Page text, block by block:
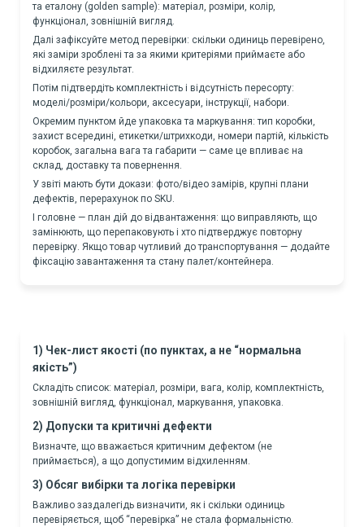
та еталону (golden sample): матеріал, розміри, колір,
функціонал, зовнішній вигляд.
Далі зафіксуйте метод перевірки: скільки одиниць перевірено,
які заміри зроблені та за якими критеріями приймаєте або
відхиляєте результат.
Потім підтвердіть комплектність і відсутність пересорту:
моделі/розміри/кольори, аксесуари, інструкції, набори.
Окремим пунктом йде упаковка та маркування: тип коробки,
захист всередині, етикетки/штрихкоди, номери партій, кількість
коробок, загальна вага та габарити — саме це впливає на
склад, доставку та повернення.
У звіті мають бути докази: фото/відео замірів, крупні плани
дефектів, перерахунок по SKU.
І головне — план дій до відвантаження: що виправляють, що
замінюють, що перепаковують і хто підтверджує повторну
перевірку. Якщо товар чутливий до транспортування — додайте
фіксацію завантаження та стану палет/контейнера.
1) Чек-лист якості (по пунктах, а не “нормальна
якість”)
Складіть список: матеріал, розміри, вага, колір, комплектність,
зовнішній вигляд, функціонал, маркування, упаковка.
2) Допуски та критичні дефекти
Визначте, що вважається критичним дефектом (не
приймається), а що допустимим відхиленням.
3) Обсяг вибірки та логіка перевірки
Важливо заздалегідь визначити, як і скільки одиниць
перевіряється, щоб “перевірка” не стала формальністю.